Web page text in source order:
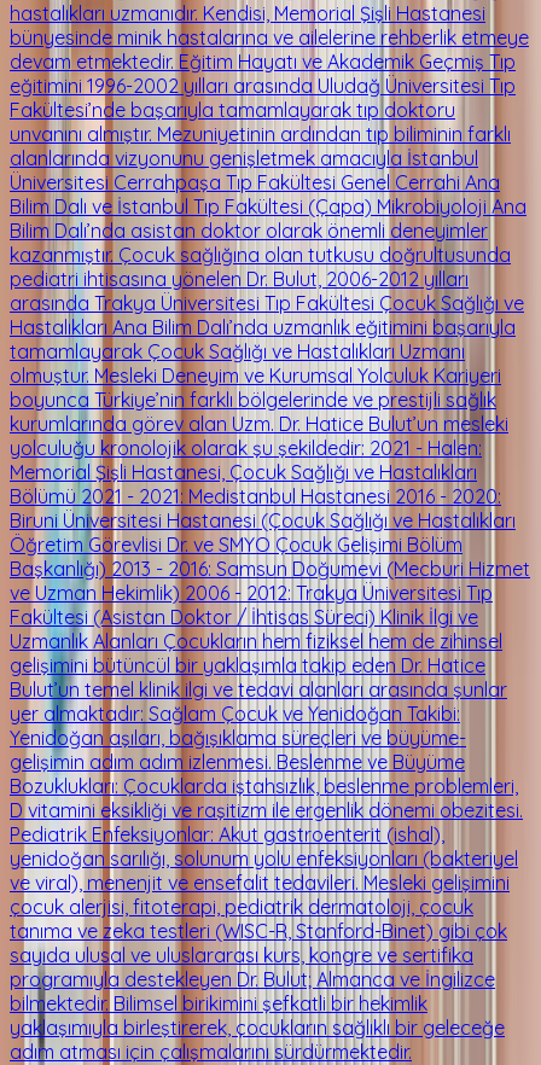
hastalıkları uzmanıdır. Kendisi, Memorial Şişli Hastanesi
bünyesinde minik hastalarına ve ailelerine rehberlik etmeye
devam etmektedir. Eğitim Hayatı ve Akademik Geçmiş Tıp
eğitimini 1996-2002 yılları arasında Uludağ Üniversitesi Tıp
Fakültesi’nde başarıyla tamamlayarak tıp doktoru
unvanını almıştır. Mezuniyetinin ardından tıp biliminin farklı
alanlarında vizyonunu genişletmek amacıyla İstanbul
Üniversitesi Cerrahpaşa Tıp Fakültesi Genel Cerrahi Ana
Bilim Dalı ve İstanbul Tıp Fakültesi (Çapa) Mikrobiyoloji Ana
Bilim Dalı’nda asistan doktor olarak önemli deneyimler
kazanmıştır. Çocuk sağlığına olan tutkusu doğrultusunda
pediatri ihtisasına yönelen Dr. Bulut, 2006-2012 yılları
arasında Trakya Üniversitesi Tıp Fakültesi Çocuk Sağlığı ve
Hastalıkları Ana Bilim Dalı’nda uzmanlık eğitimini başarıyla
tamamlayarak Çocuk Sağlığı ve Hastalıkları Uzmanı
olmuştur. Mesleki Deneyim ve Kurumsal Yolculuk Kariyeri
boyunca Türkiye’nin farklı bölgelerinde ve prestijli sağlık
kurumlarında görev alan Uzm. Dr. Hatice Bulut’un mesleki
yolculuğu kronolojik olarak şu şekildedir: 2021 - Halen:
Memorial Şişli Hastanesi, Çocuk Sağlığı ve Hastalıkları
Bölümü 2021 - 2021: Medistanbul Hastanesi 2016 - 2020:
Biruni Üniversitesi Hastanesi (Çocuk Sağlığı ve Hastalıkları
Öğretim Görevlisi Dr. ve SMYO Çocuk Gelişimi Bölüm
Başkanlığı) 2013 - 2016: Samsun Doğumevi (Mecburi Hizmet
ve Uzman Hekimlik) 2006 - 2012: Trakya Üniversitesi Tıp
Fakültesi (Asistan Doktor / İhtisas Süreci) Klinik İlgi ve
Uzmanlık Alanları Çocukların hem fiziksel hem de zihinsel
gelişimini bütüncül bir yaklaşımla takip eden Dr. Hatice
Bulut’un temel klinik ilgi ve tedavi alanları arasında şunlar
yer almaktadır: Sağlam Çocuk ve Yenidoğan Takibi:
Yenidoğan aşıları, bağışıklama süreçleri ve büyüme-
gelişimin adım adım izlenmesi. Beslenme ve Büyüme
Bozuklukları: Çocuklarda iştahsızlık, beslenme problemleri,
D vitamini eksikliği ve raşitizm ile ergenlik dönemi obezitesi.
Pediatrik Enfeksiyonlar: Akut gastroenterit (ishal),
yenidoğan sarılığı, solunum yolu enfeksiyonları (bakteriyel
ve viral), menenjit ve ensefalit tedavileri. Mesleki gelişimini
çocuk alerjisi, fitoterapi, pediatrik dermatoloji, çocuk
tanıma ve zeka testleri (WISC-R, Stanford-Binet) gibi çok
sayıda ulusal ve uluslararası kurs, kongre ve sertifika
programıyla destekleyen Dr. Bulut; Almanca ve İngilizce
bilmektedir. Bilimsel birikimini şefkatli bir hekimlik
yaklaşımıyla birleştirerek, çocukların sağlıklı bir geleceğe
adım atması için çalışmalarını sürdürmektedir.